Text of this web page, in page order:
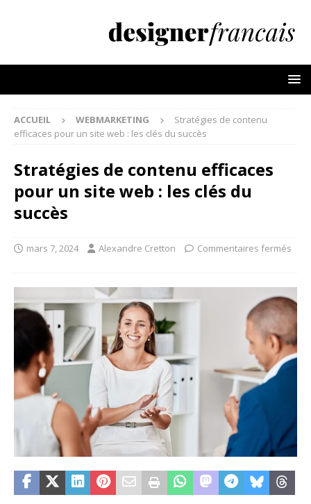
ACCUEIL WEBMARKETING
Stratégies de contenu
efficaces pour un site web : les clés du succès
Stratégies de contenu efficaces
pour un site web : les clés du
succès
mars 7, 2024 Alexandre Cretton Commentaires fermés